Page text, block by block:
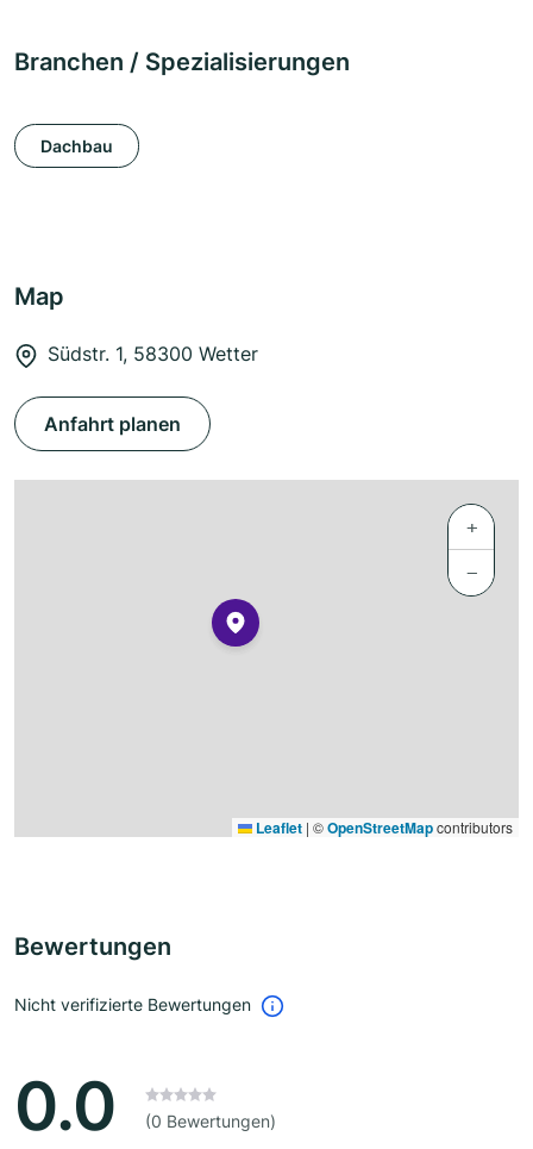
Branchen / Spezialisierungen
Dachbau
Map
Südstr. 1, 58300 Wetter
Anfahrt planen
+
−
Leaflet | ©OpenStreetMapcontributors
Bewertungen
Nicht verifizierte Bewertungen
0.0 (0 Bewertungen)